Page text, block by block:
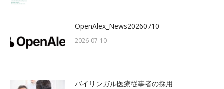
OpenAlex_News20260710
2026-07-10
バイリンガル医療従事者の採用